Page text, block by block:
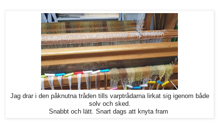
Jag drar i den påknutna tråden tills varptrådarna lirkat sig igenom både
solv och sked.
Snabbt och lätt. Snart dags att knyta fram